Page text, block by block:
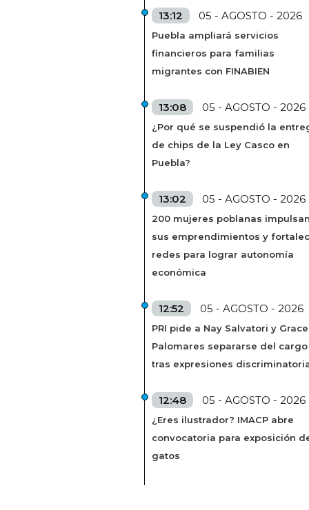
13:12 05 - AGOSTO - 2026
Puebla ampliará servicios
financieros para familias
migrantes con FINABIEN
13:08 05 - AGOSTO - 2026
¿Por qué se suspendió la
de chips de la Ley Casco en
Puebla?
13:02 05 - AGOSTO - 2026
200 mujeres poblanas
sus emprendimientos y
redes para lograr autonomía
económica
12:52 05 - AGOSTO - 2026
PRI pide a Nay Salvatori y Grace
Palomares separarse del cargo
tras expresiones
12:48 05 - AGOSTO - 2026
¿Eres ilustrador? IMACP abre
convocatoria para exposición
gatos